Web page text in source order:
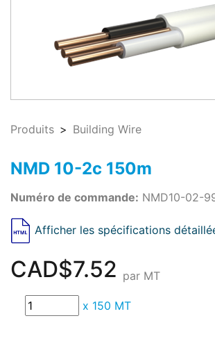
Produits Building Wire
NMD 10-2c 150m
Numéro de commande: NMD10-02-
Afficher les spécifications
CAD$7.52 par MT
x 150 MT